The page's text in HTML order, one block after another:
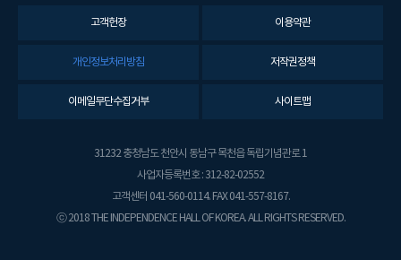
고객헌장 이용약관
개인정보처리방침 저작권정책
이메일무단수집거부 사이트맵
31232 충청남도 천안시 동남구 목천읍 독립기념관로 1
사업자등록번호 : 312-82-02552
고객센터 041-560-0114. FAX 041-557-8167.
ⓒ 2018 THE INDEPENDENCE HALL OF KOREA. ALL RIGHTS RESERVED.